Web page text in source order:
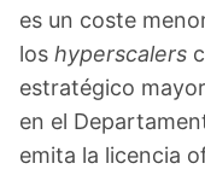
es un coste
los hyperscalers
estratégico
en el
emita la licencia